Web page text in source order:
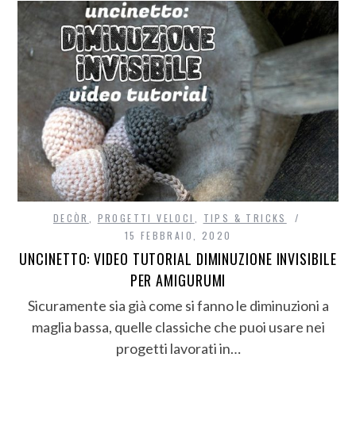
DECÒR PROGETTI VELOCI
TIPS & TRICKS
15 FEBBRAIO, 2020
UNCINETTO: VIDEO TUTORIAL DIMINUZIONE INVISIBILE
PER AMIGURUMI
Sicuramente sia già come si fanno le diminuzioni a
maglia bassa, quelle classiche che puoi usare nei
progetti lavorati in…